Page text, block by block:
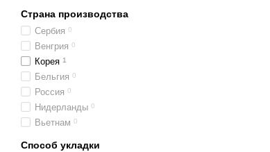
Страна производства
Сербия 0
Венгрия 0
Корея 1
Бельгия 0
Россия 0
Нидерланды 0
Вьетнам 0
Способ укладки